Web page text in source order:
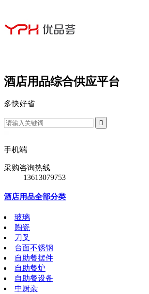
酒店用品综合供应平台
多快好省

手机端
采购咨询热线
13613079753
酒店用品全部分类
玻璃
陶瓷
刀叉
台面不锈钢
自助餐摆件
自助餐炉
自助餐设备
中厨杂